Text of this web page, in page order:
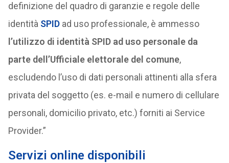
definizione del quadro di garanzie e regole delle
identità SPIDad uso professionale, è ammesso
l’utilizzo di identità SPID ad uso personale da
parte dell’Ufficiale elettorale del comune,
escludendo l’uso di dati personali attinenti alla sfera
privata del soggetto (es. e-mail e numero di cellulare
personali, domicilio privato, etc.) forniti ai Service
Provider.”
Servizi online disponibili